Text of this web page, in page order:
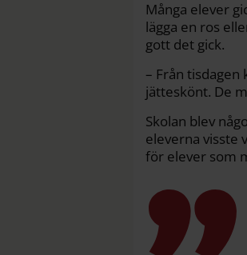
Många elever
lägga en ros
gott det gick.
– Från
jätteskönt. De
Skolan blev
eleverna visste
för elever som